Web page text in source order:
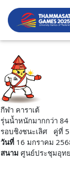
กีฬา คาราเต้
รุ่นน้ำหนักมากกว่า
รอบชิงชนะเลิศ คู่ที่ 5
วันที่ 16 มกราคม
สนาม ศูนย์ประชุมอุท